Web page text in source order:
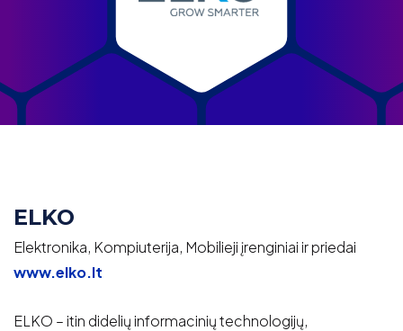
ELKO
Elektronika, Kompiuterija, Mobilieji įrenginiai ir priedai
www.elko.lt
ELKO – itin didelių informacinių technologijų,